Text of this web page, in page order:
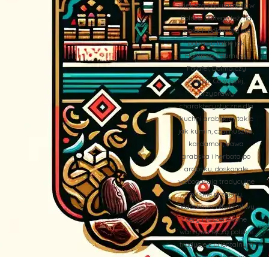
większą popularność w
Polsce. Dlatego też, na
stołach pojawiają się
potrawy takie jak
Hommos (Humus),
Falafel, Dolma czy
Zaatar. Co więcej,
przyprawy
charakterystyczne dla
kuchni arabskiej, takie
jak kumin, czarnuszka,
kardamon, kawa
arabska i herbata po
arabsku, doskonale
wzbogacają tradycyjne
polskie przepisy.
Dodatkowo, oliwki, oliwy,
sery i faszerowane
warzywa łączą polskie
tradycje z orientalnym